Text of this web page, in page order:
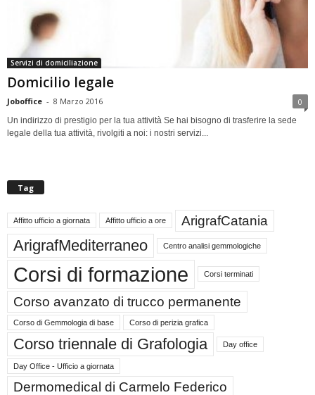
Servizi di domiciliazione
Domicilio legale
Joboffice - 8 Marzo 2016 0
Un indirizzo di prestigio per la tua attività Se hai bisogno di trasferire la sede
legale della tua attività, rivolgiti a noi: i nostri servizi...
Tag
Affitto ufficio a giornata Affitto ufficio a ore ArigrafCatania
ArigrafMediterraneo Centro analisi gemmologiche
Corsi di formazione Corsi terminati
Corso avanzato di trucco permanente
Corso di Gemmologia di base Corso di perizia grafica
Corso triennale di Grafologia Day office
Day Office - Ufficio a giornata
Dermomedical di Carmelo Federico